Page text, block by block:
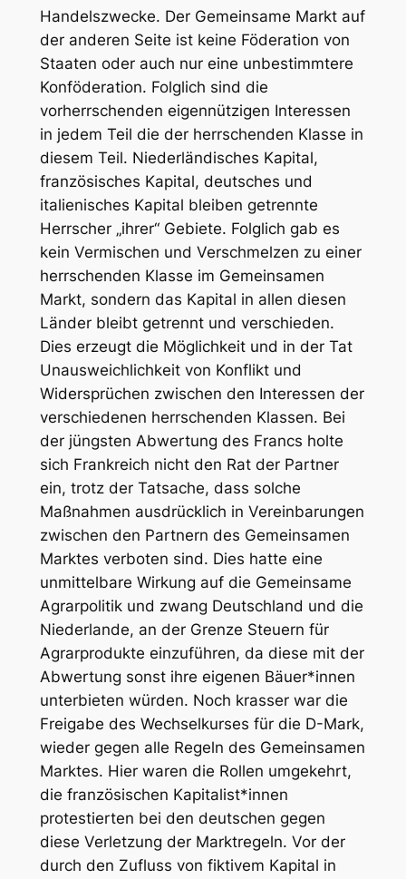
Handelszwecke. Der Gemeinsame Markt auf
der anderen Seite ist keine Föderation von
Staaten oder auch nur eine unbestimmtere
Konföderation. Folglich sind die
vorherrschenden eigennützigen Interessen
in jedem Teil die der herrschenden Klasse in
diesem Teil. Niederländisches Kapital,
französisches Kapital, deutsches und
italienisches Kapital bleiben getrennte
Herrscher „ihrer“ Gebiete. Folglich gab es
kein Vermischen und Verschmelzen zu einer
herrschenden Klasse im Gemeinsamen
Markt, sondern das Kapital in allen diesen
Länder bleibt getrennt und verschieden.
Dies erzeugt die Möglichkeit und in der Tat
Unausweichlichkeit von Konflikt und
Widersprüchen zwischen den Interessen der
verschiedenen herrschenden Klassen. Bei
der jüngsten Abwertung des Francs holte
sich Frankreich nicht den Rat der Partner
ein, trotz der Tatsache, dass solche
Maßnahmen ausdrücklich in Vereinbarungen
zwischen den Partnern des Gemeinsamen
Marktes verboten sind. Dies hatte eine
unmittelbare Wirkung auf die Gemeinsame
Agrarpolitik und zwang Deutschland und die
Niederlande, an der Grenze Steuern für
Agrarprodukte einzuführen, da diese mit der
Abwertung sonst ihre eigenen Bäuer*innen
unterbieten würden. Noch krasser war die
Freigabe des Wechselkurses für die D-Mark,
wieder gegen alle Regeln des Gemeinsamen
Marktes. Hier waren die Rollen umgekehrt,
die französischen Kapitalist*innen
protestierten bei den deutschen gegen
diese Verletzung der Marktregeln. Vor der
durch den Zufluss von fiktivem Kapital in